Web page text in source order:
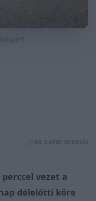
⏱️ KB. 3 PERC OLVASÁS
vezet a
délelőtti köre